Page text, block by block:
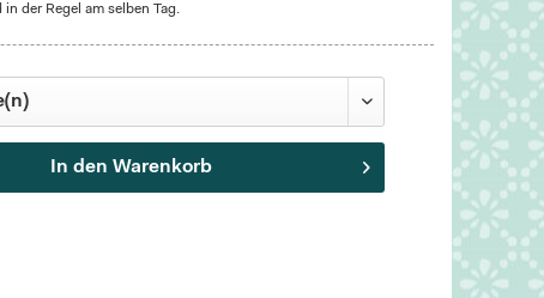
in der Regel am selben Tag.
In den Warenkorb